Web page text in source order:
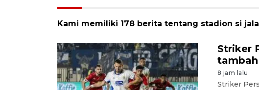
Kami memiliki 178 berita tentang stadion si
Striker
8 jam lalu
Striker